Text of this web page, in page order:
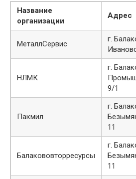
Название
организации
Адрес
МеталлСервис
г.
НЛМК
г.
9/1
Пакмил
г.
11
Балакововторресурсы
г.
11